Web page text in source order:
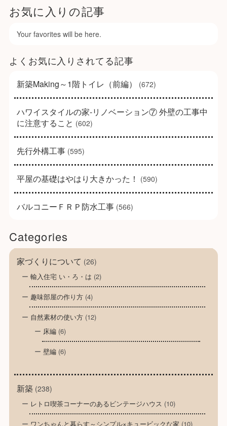
お気に入りの記事
Your favorites will be here.
よくお気に入りされてる記事
新築Making～1階トイレ（前編） (672)
ハワイスタイルの家-リノベーション⑦ 外壁の工事中
に注意すること (602)
先行外構工事(595)
平屋の基礎はやはり大きかった！ (590)
バルコニーＦＲＰ防水工事(566)
Categories
家づくりについて (26)
輸入住宅 い・ろ・は (2)
趣味部屋の作り方(4)
自然素材の使い方(12)
床編(6)
壁編(6)
新築(238)
レトロ喫茶コーナーのあるビンテージハウス (10)
ワンちゃんと暮らす～シンプル×キュービックな家 (10)